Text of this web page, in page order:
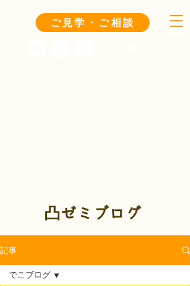
ご見学・ご相談
凸ゼミブログ
記事
でこブログ